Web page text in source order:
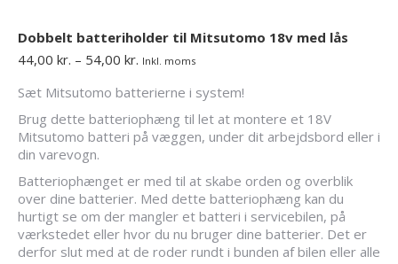
Dobbelt batteriholder til Mitsutomo 18v med lås
44,00 kr. – 54,00 kr. Prisinterval:
til
54,00 kr.
Inkl. moms
Sæt Mitsutomo batterierne i system!
Brug dette batteriophæng til let at montere et 18V
Mitsutomo batteri på væggen, under dit arbejdsbord eller i
din varevogn.
Batteriophænget er med til at skabe orden og overblik
over dine batterier. Med dette batteriophæng kan du
hurtigt se om der mangler et batteri i servicebilen, på
værkstedet eller hvor du nu bruger dine batterier. Det er
derfor slut med at de roder rundt i bunden af bilen eller alle